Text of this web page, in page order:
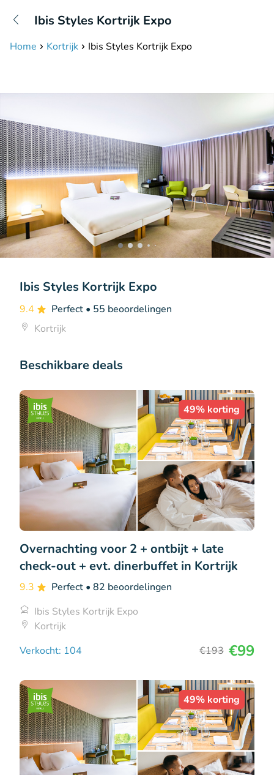
Ibis Styles Kortrijk Expo
Home Kortrijk Ibis Styles Kortrijk Expo
Ibis Styles Kortrijk Expo
9.4 Perfect • 55 beoordelingen
Kortrijk
Beschikbare deals
49% korting
Overnachting voor 2 + ontbijt + late
check-out + evt. dinerbuffet in Kortrijk
9.3 Perfect • 82 beoordelingen
Ibis Styles Kortrijk Expo
Kortrijk
Verkocht: 104
€193 €99
49% korting